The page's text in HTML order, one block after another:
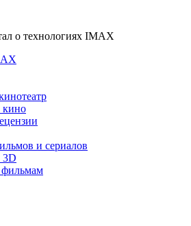
о технологиях IMAX
кино
и сериалов
3D